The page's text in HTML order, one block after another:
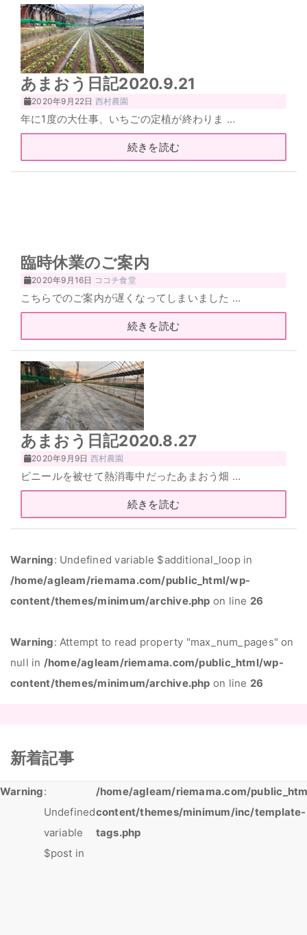
あまおう日記2020.9.21
2020年9月22日 西村農園
年に1度の大仕事、いちごの定植が終わりま …
続きを読む
臨時休業のご案内
2020年9月16日 ココチ食堂
こちらでのご案内が遅くなってしまいました …
続きを読む
あまおう日記2020.8.27
2020年9月9日 西村農園
ビニールを被せて熱消毒中だったあまおう畑 …
続きを読む
Warning: Undefined variable $additional_loop in
/home/agleam/riemama.com/public_html/wp-
content/themes/minimum/archive.php on line 26
Warning: Attempt to read property "max_num_pages" on
null in /home/agleam/riemama.com/public_html/wp-
content/themes/minimum/archive.php on line 26
新着記事
Warning:
Undefined
variable
$post in
/home/agleam/riemama.com/
content/themes/minimum/inc/template-
tags.php